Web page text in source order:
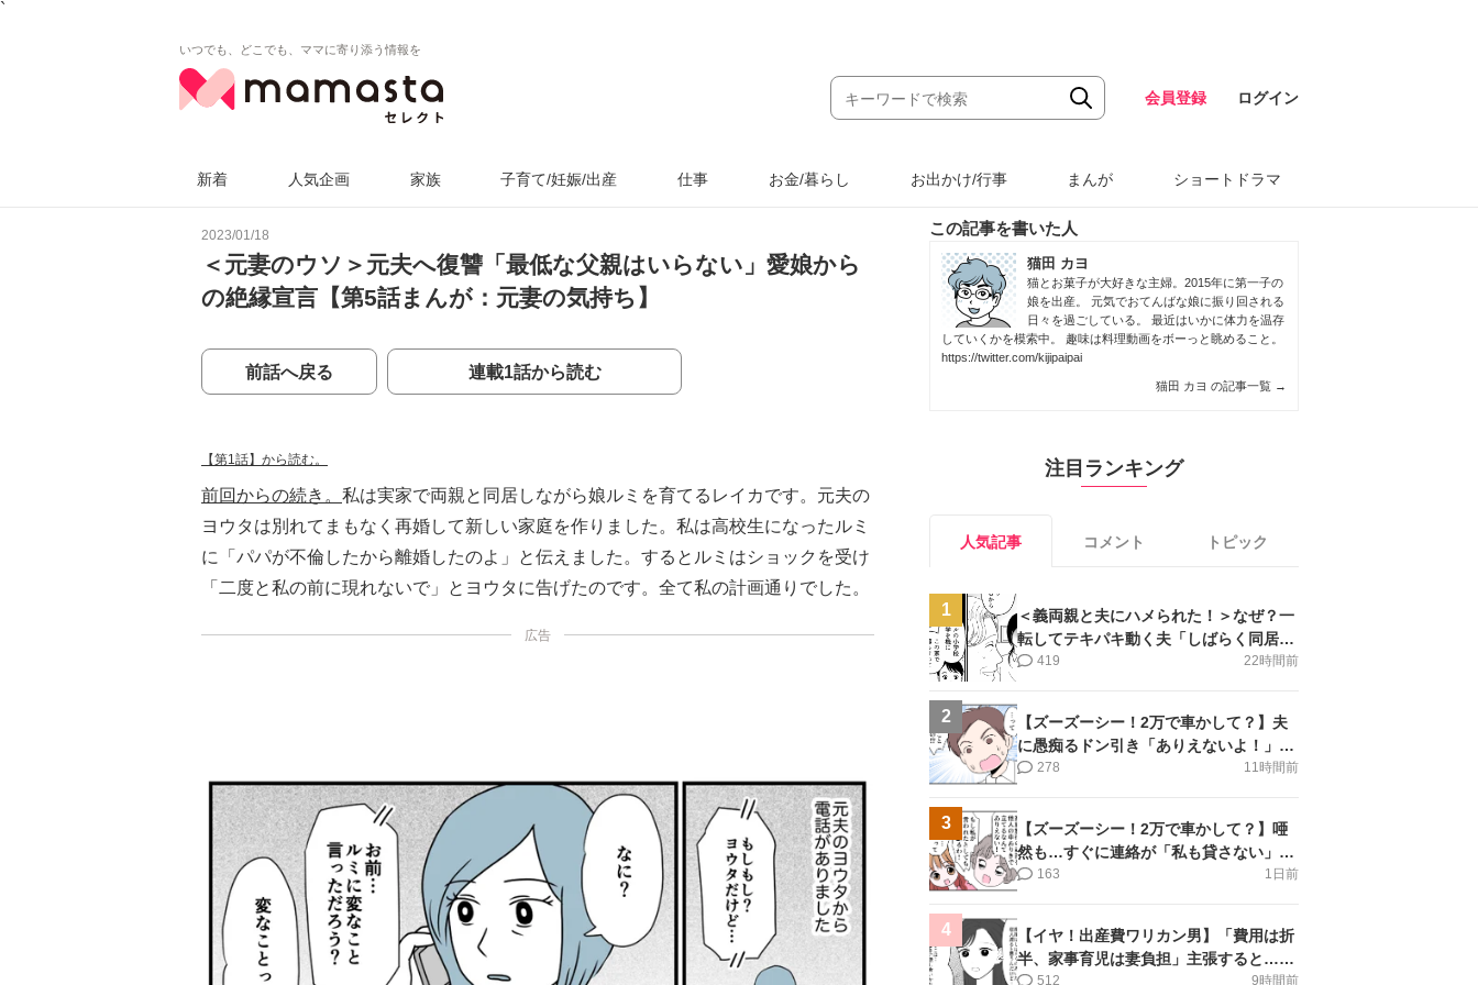
`
いつでも、どこでも、ママに寄り添う情報を
会員登録 ログイン
新着 人気企画 家族 子育て/妊娠/出産 仕事 お金/暮らし お出かけ/行事 まんが ショートドラマ
2023/01/18
＜元妻のウソ＞元夫へ復讐「最低な父親はいらない」愛娘から
の絶縁宣言【第5話まんが：元妻の気持ち】
前話へ戻る 連載1話から読む
【第1話】から読む。
前回からの続き。 私は実家で両親と同居しながら娘ルミを育てるレイカです。元夫の
ヨウタは別れてまもなく再婚して新しい家庭を作りました。私は高校生になったルミ
に「パパが不倫したから離婚したのよ」と伝えました。するとルミはショックを受け
「二度と私の前に現れないで」とヨウタに告げたのです。全て私の計画通りでした。
広告
この記事を書いた人
猫田 カヨ
猫とお菓子が大好きな主婦。2015年に第一子の
娘を出産。 元気でおてんばな娘に振り回される
日々を過ごしている。 最近はいかに体力を温存
していくかを模索中。 趣味は料理動画をボーっと眺めること。
https://twitter.com/kijipaipai
猫田 カヨ の記事一覧 →
注目ランキング
人気記事 コメント トピック
1
＜義両親と夫にハメられた！＞なぜ？一
転してテキパキ動く夫「しばらく同居」
提案され【第4話まんが】
22時間前
419
2
【ズーズーシー！2万で車かして？】夫
に愚痴るドン引き「ありえないよ！」＜
第16話＞#4コマ母道場
11時間前
278
3
【ズーズーシー！2万で車かして？】唖
然も…すぐに連絡が「私も貸さない」＜
第15話＞#4コマ母道場
1日前
163
4
【イヤ！出産費ワリカン男】「費用は折
半、家事育児は妻負担」主張すると…＜
第11話＞#4コマ母道場
9時間前
512